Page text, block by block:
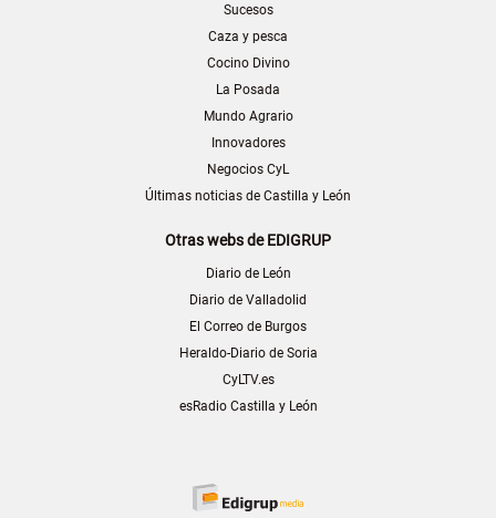
Sucesos
Caza y pesca
Cocino Divino
La Posada
Mundo Agrario
Innovadores
Negocios CyL
Últimas noticias de Castilla y León
Otras webs de EDIGRUP
Diario de León
Diario de Valladolid
El Correo de Burgos
Heraldo-Diario de Soria
CyLTV.es
esRadio Castilla y León